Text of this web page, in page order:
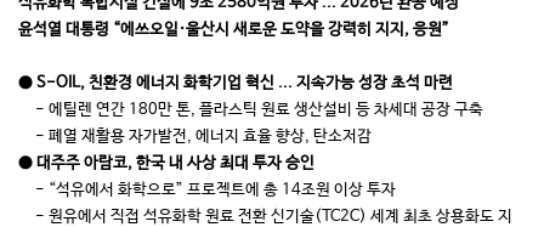
윤석열 대통령 “에쓰오일·울산시 새로운 도약을 강력히 지지, 응원”
● S-OIL, 친환경 에너지 화학기업 혁신 ... 지속가능 성장 초석 마련
- 에틸렌 연간 180만 톤, 플라스틱 원료 생산설비 등 차세대 공장 구축
- 폐열 재활용 자가발전, 에너지 효율 향상, 탄소저감
● 대주주 아람코, 한국 내 사상 최대 투자 승인
- “석유에서 화학으로” 프로젝트에 총 14조원 이상 투자
- 원유에서 직접 석유화학 원료 전환 신기술(TC2C) 세계 최초 상용화도 지